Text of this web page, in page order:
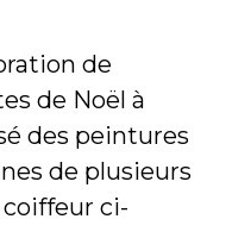
de
de Noël à
des peintures
de plusieurs
ci-